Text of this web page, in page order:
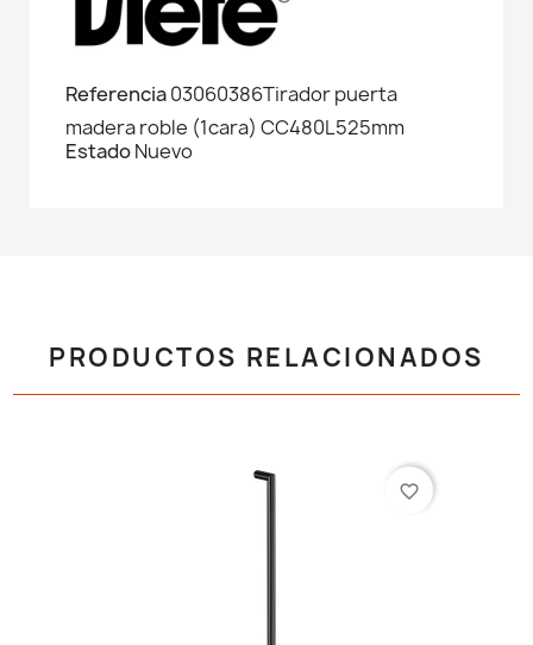
Referencia03060386Tirador puerta
madera roble (1cara) CC480L525mm
EstadoNuevo
PRODUCTOS RELACIONADOS
favorite_border